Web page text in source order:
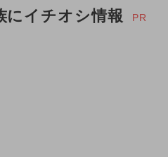
にイチオシ情報 PR